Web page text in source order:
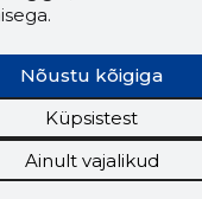
(s.
Osanik
...
Nõustu kõigiga
Küpsistest
Ainult vajalikud